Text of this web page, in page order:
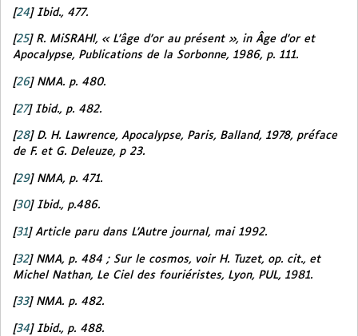
[24] Ibid., 477.
[25] R. MiSRAHl, « L’âge d’or au présent », in Âge d’or et
Apocalypse, Publications de la Sorbonne, 1986, p. 111.
[26] NMA. p. 480.
[27] Ibid., p. 482.
[28] D. H. Lawrence, Apocalypse, Paris, Balland, 1978, préface
de F. et G. Deleuze, p 23.
[29] NMA, p. 471.
[30] Ibid., p.486.
[31] Article paru dans L’Autre journal, mai 1992.
[32] NMA, p. 484 ; Sur le cosmos, voir H. Tuzet, op. cit., et
Michel Nathan, Le Ciel des fouriéristes, Lyon, PUL, 1981.
[33] NMA. p. 482.
[34] Ibid., p. 488.